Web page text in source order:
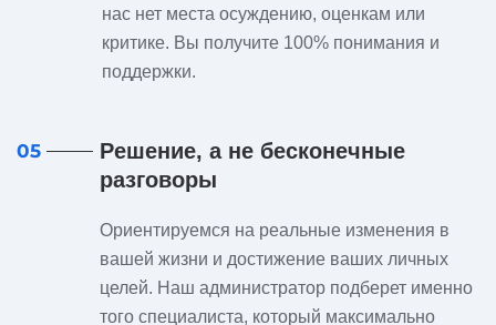
нас нет места осуждению, оценкам или
критике. Вы получите 100% понимания и
поддержки.
05
Решение, а не бесконечные
разговоры
Ориентируемся на реальные изменения в
вашей жизни и достижение ваших личных
целей. Наш администратор подберет именно
того специалиста, который максимально